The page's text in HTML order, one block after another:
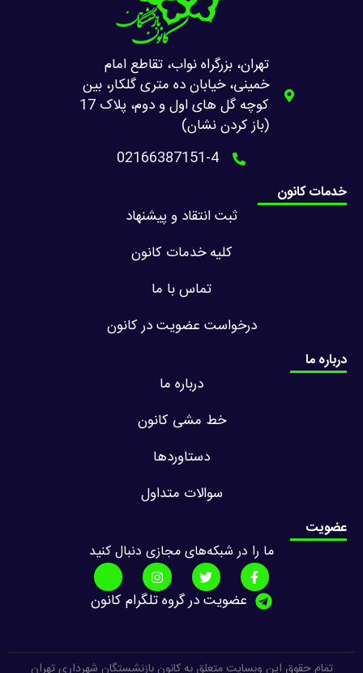
تهران، بزرگراه نواب، تقاطع امام
خمینی، خیابان ده متری گلکار، بین
کوچه گل های اول و دوم، پلاک 17
(باز کردن نشان)
02166387151-4
خدمات کانون
ثبت انتقاد و پیشنهاد
کلیه خدمات کانون
تماس با ما
درخواست عضویت در کانون
درباره ما
درباره ما
خط مشی کانون
دستاوردها
سوالات متداول
عضویت
ما را در شبکه‌های مجازی دنبال کنید
عضویت در گروه تلگرام کانون